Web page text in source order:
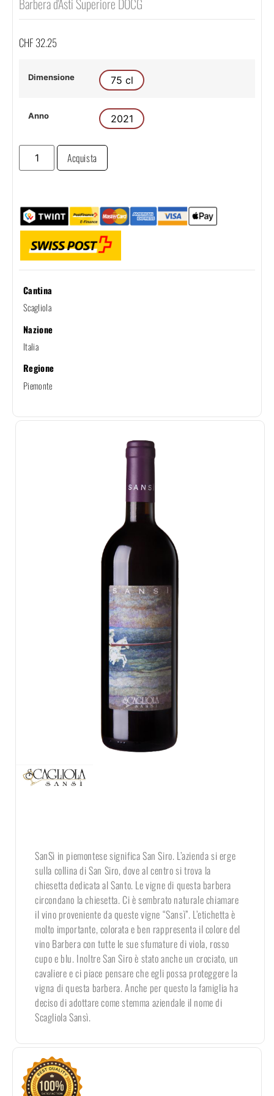
Barbera d'Asti Superiore DOCG
CHF 32.25
Dimensione 75 cl
Anno 2021
Acquista
Cantina
Scagliola
Nazione
Italia
Regione
Piemonte
SanSì in piemontese significa San Siro. L’azienda si erge
sulla collina di San Siro, dove al centro si trova la
chiesetta dedicata al Santo. Le vigne di questa barbera
circondano la chiesetta. Ci è sembrato naturale chiamare
il vino proveniente da queste vigne “Sansì”. L’etichetta è
molto importante, colorata e ben rappresenta il colore del
vino Barbera con tutte le sue sfumature di viola, rosso
cupo e blu. Inoltre San Siro è stato anche un crociato, un
cavaliere e ci piace pensare che egli possa proteggere la
vigna di questa barbera. Anche per questo la famiglia ha
deciso di adottare come stemma aziendale il nome di
Scagliola Sansì.